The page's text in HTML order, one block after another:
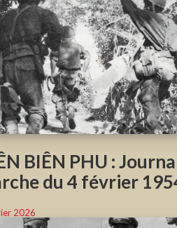
BIÊN PHU :
du 4 février
2026